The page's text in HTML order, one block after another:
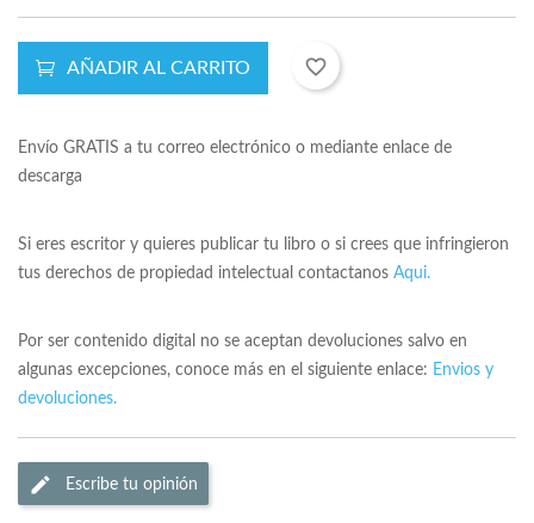
AÑADIR AL CARRITO favorite_border
Envío GRATIS a tu correo electrónico o mediante enlace de
descarga
Si eres escritor y quieres publicar tu libro o si crees que infringieron
tus derechos de propiedad intelectual contactanos Aqui.
Por ser contenido digital no se aceptan devoluciones salvo en
algunas excepciones, conoce más en el siguiente enlace: Envios y
devoluciones.
Escribe tu opinión